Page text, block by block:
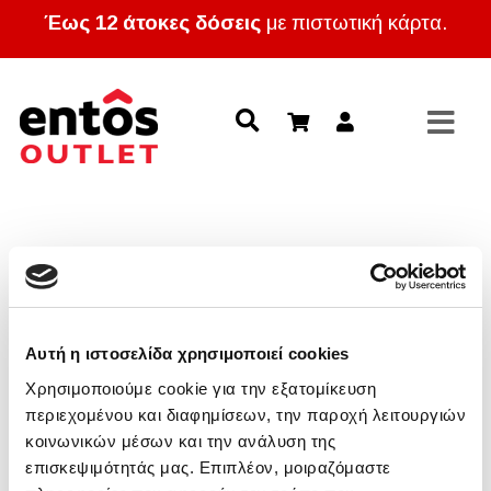
Αυτή η ιστοσελίδα χρησιμοποιεί cookies
Χρησιμοποιούμε cookie για την εξατομίκευση
περιεχομένου και διαφημίσεων, την παροχή λειτουργιών
κοινωνικών μέσων και την ανάλυση της
επισκεψιμότητάς μας. Επιπλέον, μοιραζόμαστε
Έως 12 άτοκες δόσεις με πιστωτική κάρτα.